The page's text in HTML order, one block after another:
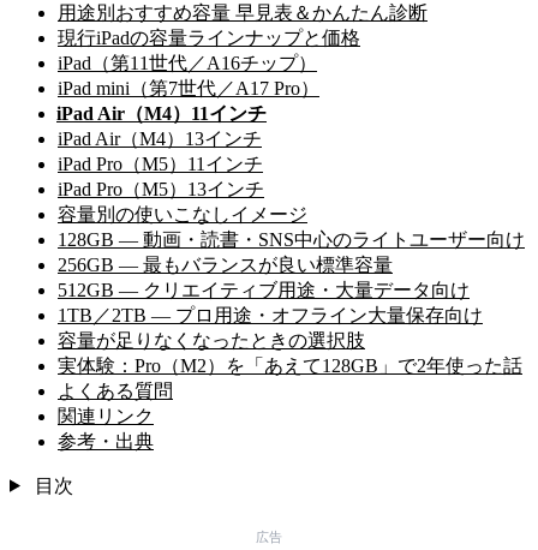
用途別おすすめ容量 早見表＆かんたん診断
現行iPadの容量ラインナップと価格
iPad（第11世代／A16チップ）
iPad mini（第7世代／A17 Pro）
iPad Air（M4）11インチ
iPad Air（M4）13インチ
iPad Pro（M5）11インチ
iPad Pro（M5）13インチ
容量別の使いこなしイメージ
128GB — 動画・読書・SNS中心のライトユーザー向け
256GB — 最もバランスが良い標準容量
512GB — クリエイティブ用途・大量データ向け
1TB／2TB — プロ用途・オフライン大量保存向け
容量が足りなくなったときの選択肢
実体験：Pro（M2）を「あえて128GB」で2年使った話
よくある質問
関連リンク
参考・出典
目次
広告